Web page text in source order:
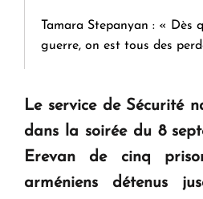
Tamara Stepanyan : « Dès
guerre, on est tous des
" Tant qu'il n'existe pas
KASA : 30 ans d'audace,
en Arménie
Le service de Sécurité
dans la soirée du 8
Erevan de cinq
arméniens détenus